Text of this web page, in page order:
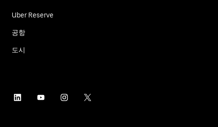
Uber Reserve
공항
도시